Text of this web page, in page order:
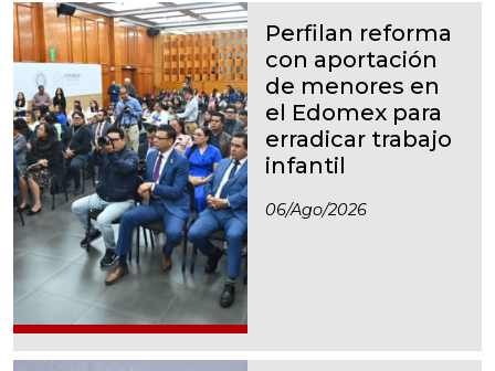
Perfilan reforma
con aportación
de menores en
el Edomex para
erradicar trabajo
infantil
06/ago/2026